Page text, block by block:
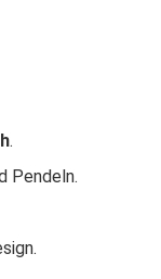
.
Pendeln.